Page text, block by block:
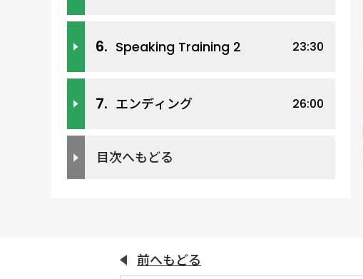
6. Speaking Training 2 23:30
7. エンディング 26:00
目次へもどる
前へもどる